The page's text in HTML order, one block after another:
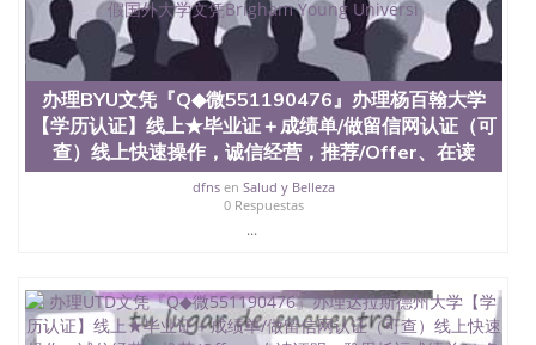
办理BYU文凭『Q◆微551190476』办理杨百翰大学
【学历认证】线上★毕业证＋成绩单/做留信网认证（可
查）线上快速操作，诚信经营，推荐/Offer、在读
dfnsen Salud y Belleza
0 Respuestas
...